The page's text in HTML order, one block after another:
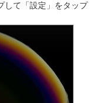
して「設定」をタップ